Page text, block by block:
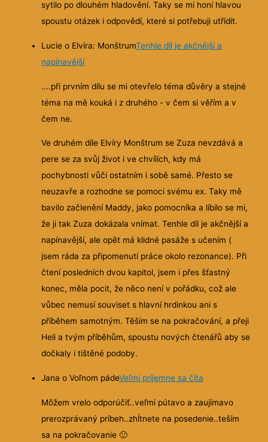
sytilo po dlouhém hladovění. Taky se mi honí hlavou
spoustu otázek i odpovědí, které si potřebuji utřídit.
Lucie o Elvíra: MonštrumTenhle díl je akčnější a
napínavější
....při prvním dílu se mi otevřelo téma důvěry a stejné
téma na mě kouká i z druhého - v čem si věřím a v
čem ne.
Ve druhém díle Elvíry Monštrum se Zuza nevzdává a
pere se za svůj život i ve chvílích, kdy má
pochybnosti vůči ostatním i sobě samé. Přesto se
neuzavře a rozhodne se pomoci svému ex. Taky mě
bavilo začlenění Maddy, jako pomocníka a líbilo se mi,
že ji tak Zuza dokázala vnímat. Tenhle díl je akčnější a
napínavější, ale opět má klidné pasáže s učením (
jsem ráda za připomenutí práce okolo rezonance). Při
čtení posledních dvou kapitol, jsem i přes šťastný
konec, měla pocit, že něco není v pořádku, což ale
vůbec nemusí souviset s hlavní hrdinkou ani s
příběhem samotným. Těším se na pokračování, a přeji
Heli a tvým příběhům, spoustu nových čtenářů aby se
dočkaly i tištěné podoby.
Jana o Voľnom pádeVeľmi príjemne sa číta
Môžem vrelo odporúčiť..veľmi pútavo a zaujímavo
prerozprávaný príbeh..zhĺtnete na posedenie..teším
sa na pokračovanie🙂